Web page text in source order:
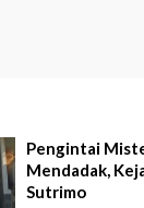
Pengintai
Mendadak,
Sutrimo